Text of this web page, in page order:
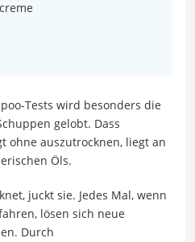
Tests wird besonders die
gelobt. Dass
ohne auszutrocknen, liegt an
Öls.
juckt sie. Jedes Mal, wenn
lösen sich neue
Durch